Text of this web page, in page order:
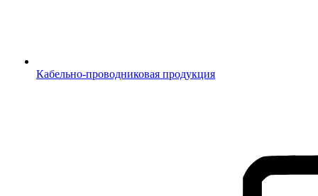
Кабельно-проводниковая продукция